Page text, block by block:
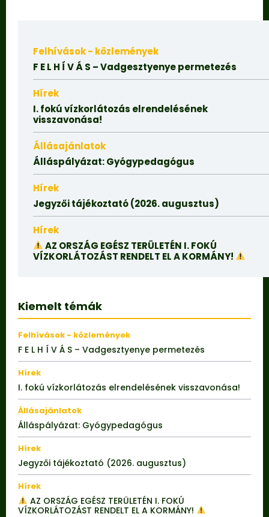
Felhívások - közlemények
F E L H Í V Á S – Vadgesztyenye permetezés
Hírek
I. fokú vízkorlátozás elrendelésének
visszavonása!
Állásajánlatok
Álláspályázat: Gyógypedagógus
Hírek
Jegyzői tájékoztató (2026. augusztus)
Hírek
AZ ORSZÁG EGÉSZ TERÜLETÉN I. FOKÚ
VÍZKORLÁTOZÁST RENDELT EL A KORMÁNY!
Kiemelt témák
Felhívások - közlemények
F E L H Í V Á S – Vadgesztyenye permetezés
Hírek
I. fokú vízkorlátozás elrendelésének visszavonása!
Állásajánlatok
Álláspályázat: Gyógypedagógus
Hírek
Jegyzői tájékoztató (2026. augusztus)
Hírek
AZ ORSZÁG EGÉSZ TERÜLETÉN I. FOKÚ
VÍZKORLÁTOZÁST RENDELT EL A KORMÁNY!